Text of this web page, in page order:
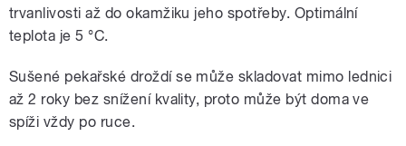
trvanlivosti až do okamžiku jeho spotřeby. Optimální
teplota je 5 °C.
Sušené pekařské droždí se může skladovat mimo lednici
až 2 roky bez snížení kvality, proto může být doma ve
spíži vždy po ruce.